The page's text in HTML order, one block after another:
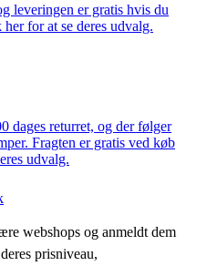
leveringen er gratis hvis du
for at se deres udvalg.
dages returret, og der følger
Fragten er gratis ved køb
udvalg.
webshops og anmeldt dem
prisniveau,